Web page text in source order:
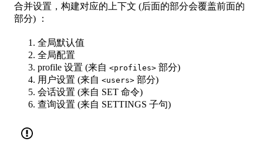
合并设置，构建对应的上下文 (后面的部分会覆盖前面的
部分) ：
全局默认值
全局配置
profile 设置 (来自 <profiles> 部分)
用户设置 (来自 <users> 部分)
会话设置 (来自 SET 命令)
查询设置 (来自 SETTINGS 子句)